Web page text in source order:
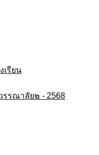
เรียน
รรณาลัย๒ - 2568